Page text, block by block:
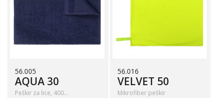
56.005
AQUA 30
Peškir za lice, 400…
56.016
VELVET 50
Mikrofiber peškir